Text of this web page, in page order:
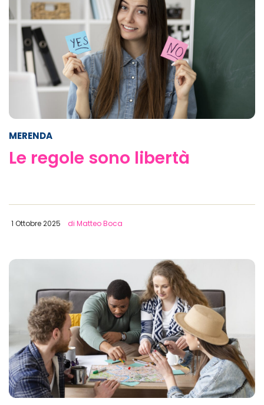
MERENDA
Le regole sono libertà
1 Ottobre 2025 di Matteo Boca